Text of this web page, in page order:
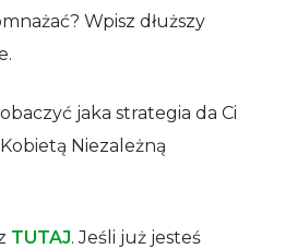
Wpisz dłuższy
jaka strategia da Ci
Niezależną
TUTAJ. Jeśli już jesteś